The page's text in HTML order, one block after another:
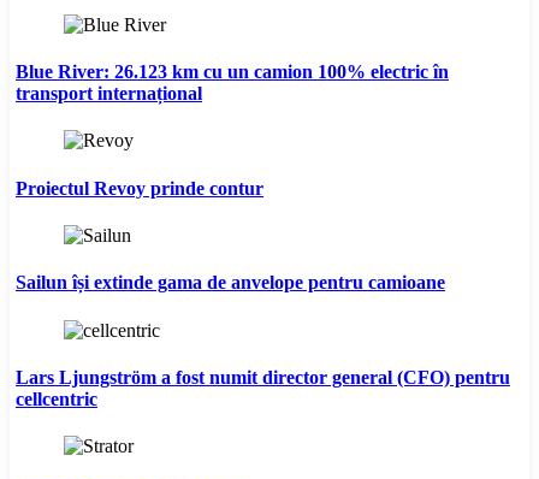
Blue River: 26.123 km cu un camion 100% electric în
transport internațional
Proiectul Revoy prinde contur
Sailun își extinde gama de anvelope pentru camioane
Lars Ljungström a fost numit director general (CFO) pentru
cellcentric